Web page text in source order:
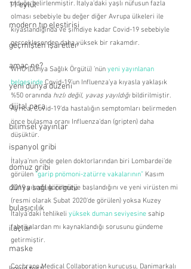
11 eylül
modern tıp eleştirisi
geçmişten işaretler
amaç ne?
yeni dünya düzeni
dijital para
bilimsel yayınlar
ispanyol gribi
domuz gribi
dünya sağlık örgütü
bulaşıcılık
ilaçlar
maske
olduğu belirlenmiştir. İtalya’daki yaşlı nüfusun fazla
olması sebebiyle bu değer diğer Avrupa ülkeleri ile
kıyaslandığında ve şimdiye kadar Covid-19 sebebiyle
gerçekleşenden daha yüksek bir rakamdır.
WHO (Dünya Sağlık Örgütü) ’nün yeni yayınlanan
belgesinde Covid-19’un Influenza’ya kıyasla yaklaşık
%50 oranında hızlı değil, yavaş yayıldığı bildirilmiştir.
Ayrıca, Covid-19’da hastalığın semptomları belirmeden
önce bulaşma oranı Influenza’dan (gripten) daha
düşüktür.
İtalya’nın önde gelen doktorlarından biri Lombardei’de
görülen “garip pnömoni-zatürre vakalarının” Kasım
2019 yılında görülmeye başlandığını ve yeni virüsten mi
(resmi olarak Şubat 2020’de görülen) yoksa Kuzey
İtalya’daki tehlikeli yüksek duman seviyesine sahip
fabrikalardan mı kaynaklandığı sorusunu gündeme
getirmiştir.
Cochrane Medical Collaboration kurucusu, Danimarkalı